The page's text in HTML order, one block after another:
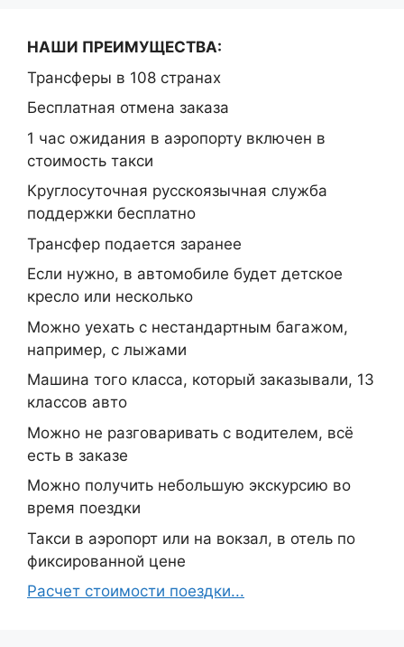
НАШИ ПРЕИМУЩЕСТВА:
Трансферы в 108 странах
Бесплатная отмена заказа
1 час ожидания в аэропорту включен в
стоимость такси
Круглосуточная русскоязычная служба
поддержки бесплатно
Трансфер подается заранее
Если нужно, в автомобиле будет детское
кресло или несколько
Можно уехать с нестандартным багажом,
например, с лыжами
Машина того класса, который заказывали, 13
классов авто
Можно не разговаривать с водителем, всё
есть в заказе
Можно получить небольшую экскурсию во
время поездки
Такси в аэропорт или на вокзал, в отель по
фиксированной цене
Расчет стоимости поездки...